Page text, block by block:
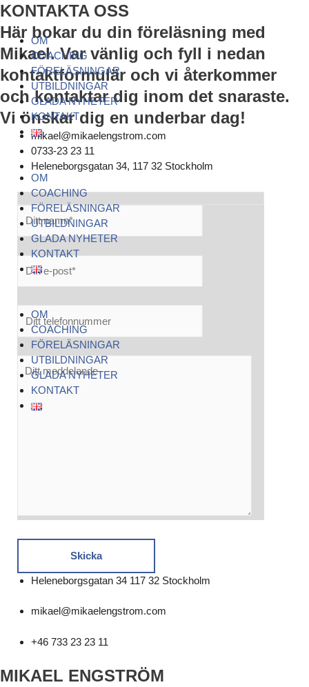
Hoppa
innehåll
Menu
OM
COACHING
FÖRELÄSNINGAR
UTBILDNINGAR
GLADA NYHETER
KONTAKT
Menu
OM
COACHING
FÖRELÄSNINGAR
UTBILDNINGAR
GLADA NYHETER
KONTAKT
Menu
OM
COACHING
FÖRELÄSNINGAR
UTBILDNINGAR
GLADA NYHETER
KONTAKT
KONTAKTA OSS
Här bokar du din föreläsning med
Mikael. Var vänlig och fyll i nedan
kontaktformulär och vi återkommer
och kontaktar dig inom det snaraste.
Vi önskar dig en underbar dag!
mikael@mikaelengstrom.com
0733-23 23 11
Heleneborgsgatan 34, 117 32 Stockholm
Heleneborgsgatan 34 117 32 Stockholm
mikael@mikaelengstrom.com
+46 733 23 23 11
MIKAEL ENGSTRÖM